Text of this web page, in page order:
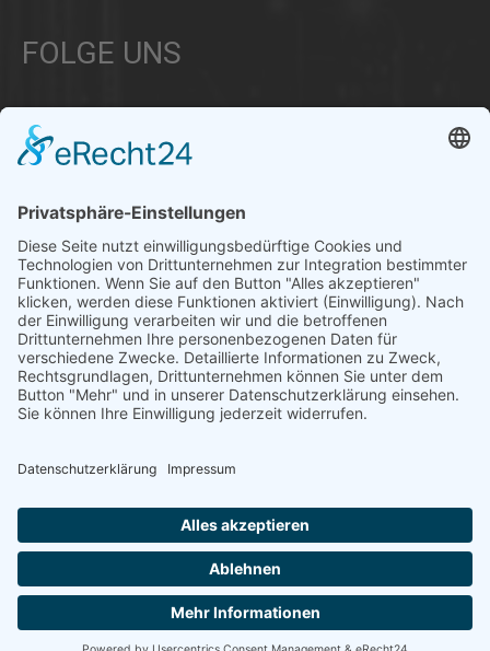
FOLGE UNS
Informationen aus Politik – Wirtschaft – Kultur – Umwelt –
Gesellschaft - Polizei und Feuerwehr – für die Region Bayern
Als regionales Unternehmen sind wir für Sie der direkte
Ansprechpartner, wenn es um die Online-Vermarktung Ihrer
Produkte und Dienstleistungen geht. Wir würden gerne für
Sie diese Aufgabe übernehmen.